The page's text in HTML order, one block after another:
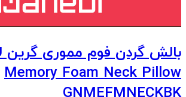
Memory Foam Neck Pillow